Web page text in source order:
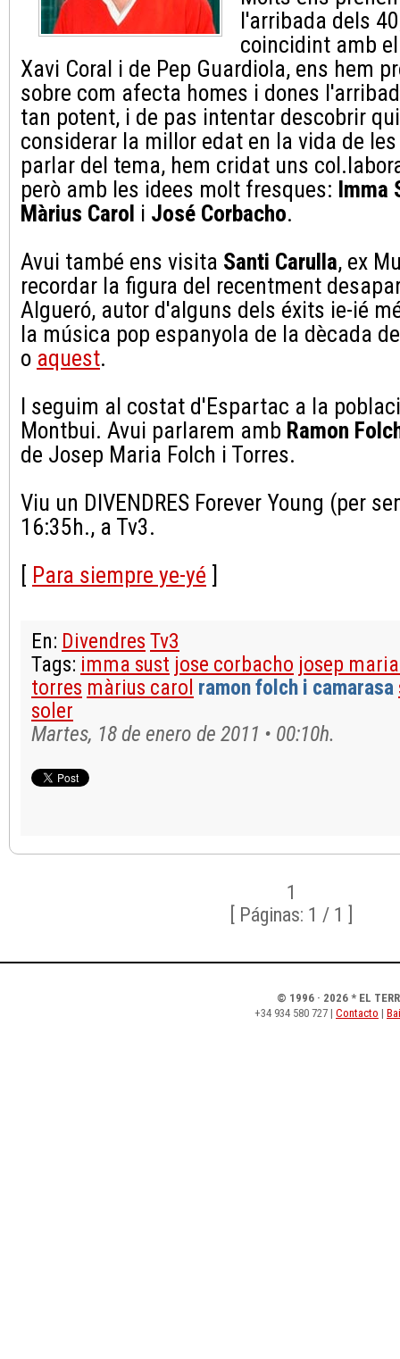
l'arribada dels
coincidint amb
Xavi Coral i de Pep Guardiola, ens hem
sobre com afecta homes i dones
tan potent, i de pas intentar descobrir
considerar la millor edat en la vida de
parlar del tema, hem cridat uns
però amb les idees molt fresques: Imma
Màrius Carol i José Corbacho.
Avui també ens visita Santi Carulla, ex
recordar la figura del recentment
Algueró, autor d'alguns dels éxits ie-ié
la música pop espanyola de la dècada
o aquest.
I seguim al costat d'Espartac a la
Montbui. Avui parlarem amb Ramon
de Josep Maria Folch i Torres.
Viu un DIVENDRES Forever Young (per
16:35h., a Tv3.
[ Para siempre ye-yé ]
En: Divendres Tv3
Tags: imma sust jose corbacho josep
torres màrius carol ramon folch i camarasa
soler
Martes, 18 de enero de 2011 • 00:10h.
1
[ Páginas: 1 / 1 ]
© 1996 · 2026 * EL
+34 934 580 727 | Contacto |